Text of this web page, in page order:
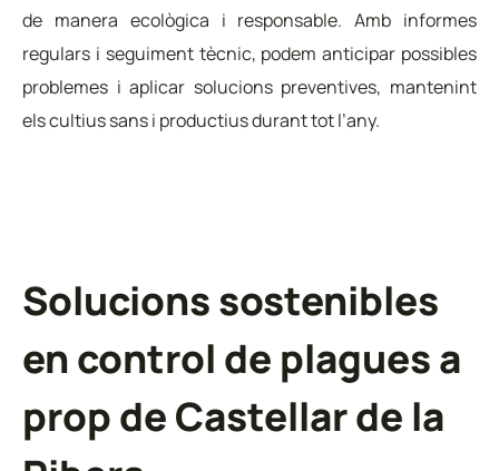
de manera ecològica i responsable. Amb informes
regulars i seguiment tècnic, podem anticipar possibles
problemes i aplicar solucions preventives, mantenint
els cultius sans i productius durant tot l’any.
Solucions sostenibles
en control de plagues a
prop de Castellar de la